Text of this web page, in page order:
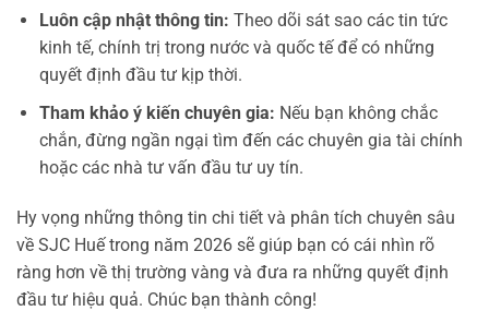
Luôn cập nhật thông tin: Theo dõi sát sao các tin tức
kinh tế, chính trị trong nước và quốc tế để có những
quyết định đầu tư kịp thời.
Tham khảo ý kiến chuyên gia: Nếu bạn không chắc
chắn, đừng ngần ngại tìm đến các chuyên gia tài chính
hoặc các nhà tư vấn đầu tư uy tín.
Hy vọng những thông tin chi tiết và phân tích chuyên sâu
về SJC Huế trong năm 2026 sẽ giúp bạn có cái nhìn rõ
ràng hơn về thị trường vàng và đưa ra những quyết định
đầu tư hiệu quả. Chúc bạn thành công!